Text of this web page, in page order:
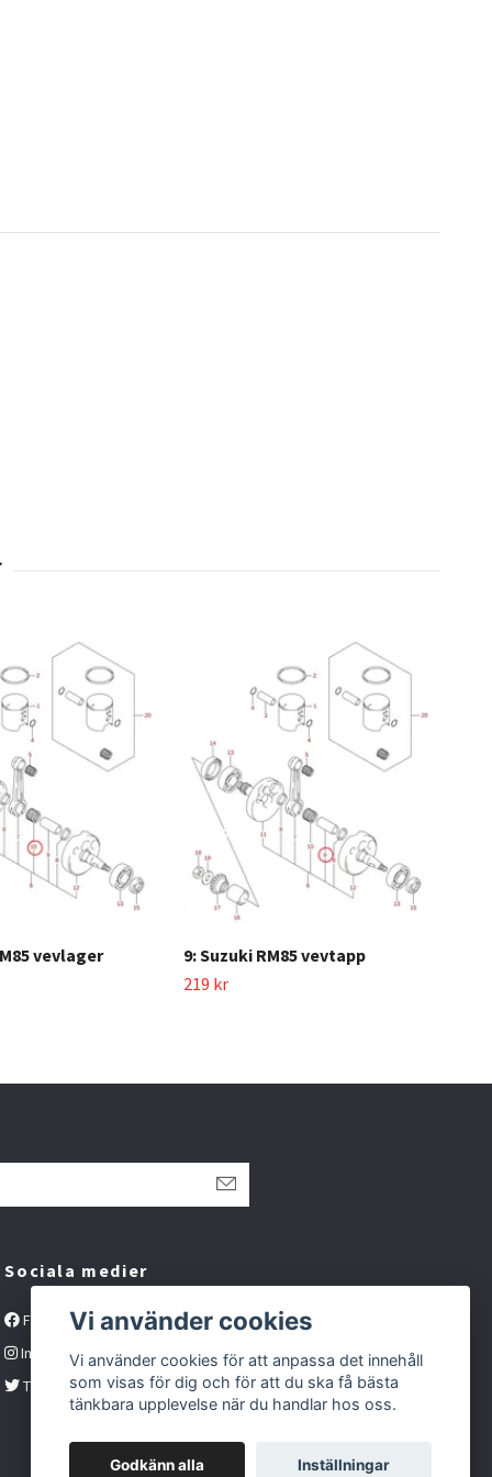
vevlager
9: Suzuki RM85 vevtapp
219 kr
Sociala medier
Facebook
Instagram
Twitter
Vi använder cookies
Vi använder cookies för att anpassa det innehåll
som visas för dig och för att du ska få bästa
tänkbara upplevelse när du handlar hos oss.
Godkänn alla Inställningar